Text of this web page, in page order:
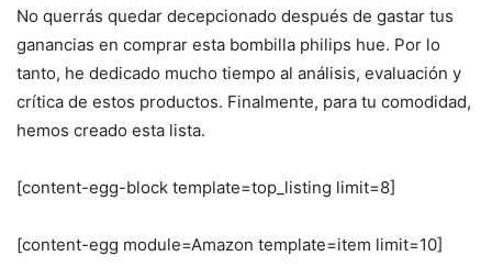
No querrás quedar decepcionado después de gastar tus
ganancias en comprar esta bombilla philips hue. Por lo
tanto, he dedicado mucho tiempo al análisis, evaluación y
crítica de estos productos. Finalmente, para tu comodidad,
hemos creado esta lista.
[content-egg-block template=top_listing limit=8]
[content-egg module=Amazon template=item limit=10]